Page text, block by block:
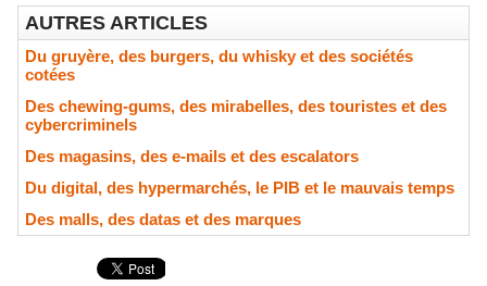
AUTRES ARTICLES
Du gruyère, des burgers, du whisky et des sociétés
cotées
Des chewing-gums, des mirabelles, des touristes et des
cybercriminels
Des magasins, des e-mails et des escalators
Du digital, des hypermarchés, le PIB et le mauvais temps
Des malls, des datas et des marques